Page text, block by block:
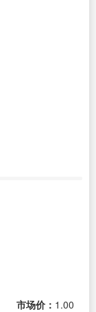
市场价： 1.00